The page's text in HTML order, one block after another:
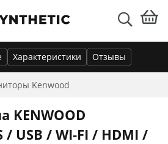
Kenwood
Характеристики Отзывы
KENWOOD
/ USB / WI-FI / HDMI /